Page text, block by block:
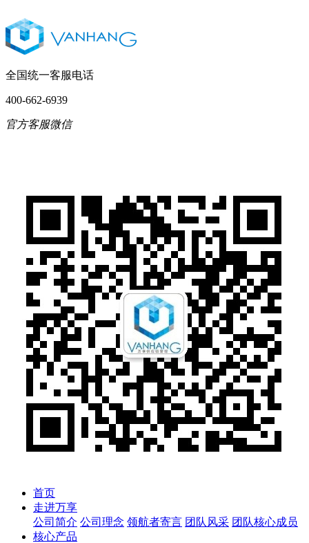
全国统一客服电话
400-662-6939
官方客服微信
首页
走进万享
公司简介 公司理念 领航者寄言 团队风采 团队核心成员
核心产品